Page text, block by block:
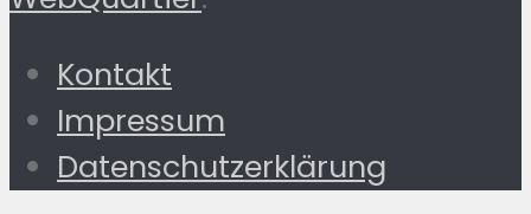
Kontakt
Impressum
Datenschutzerklärung